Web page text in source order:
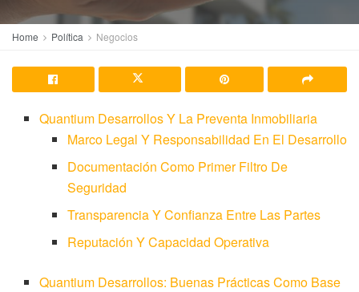
Home Política Negocios
Quantium Desarrollos Y La Preventa Inmobiliaria
Marco Legal Y Responsabilidad En El Desarrollo
Documentación Como Primer Filtro De
Seguridad
Transparencia Y Confianza Entre Las Partes
Reputación Y Capacidad Operativa
Quantium Desarrollos: Buenas Prácticas Como Base